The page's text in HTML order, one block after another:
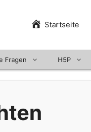
Startseite
Fragen H5P